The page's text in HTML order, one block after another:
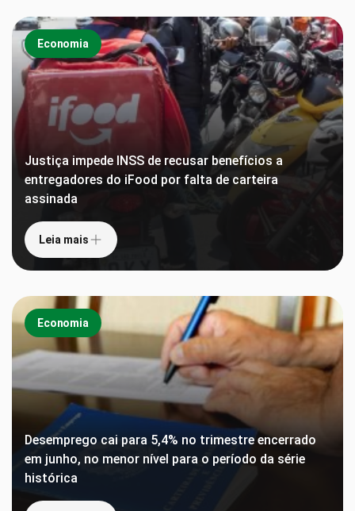
Economia
Justiça impede INSS de recusar benefícios a
entregadores do iFood por falta de carteira
assinada
Leia mais
Economia
Desemprego cai para 5,4% no trimestre encerrado
em junho, no menor nível para o período da série
histórica